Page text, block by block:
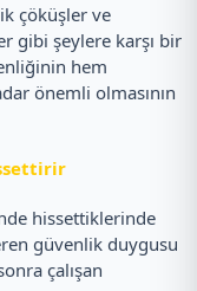
çöküşler ve
gibi şeylere karşı bir
hem
önemli olmasının
hissettiklerinde
güvenlik duygusu
çalışan